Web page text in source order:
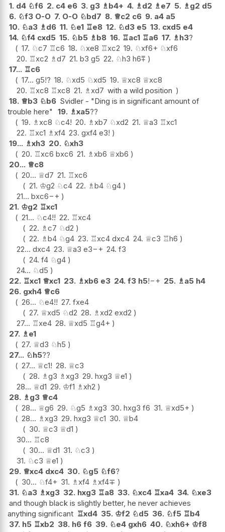
1. d4 ♘f6 2. c4 e6 3. g3 ♗b4+ 4. ♗d2 ♗e7 5. ♗g2 d5
6. ♘f3 O-O 7. O-O ♘bd7 8. ♕c2 c6 9. a4 a5
10. ♘a3 ♗d6 11. ♘e1 ♖e8 12. ♘d3 e5 13. cxd5 e4
14. ♘f4 cxd5 15. ♘b5 ♗b8 16. ♖ac1 ♖a6 17. ♗h3?
17. ♘c7 ♖c6 18. ♘xe8 ♖xc2 19. ♘xf6+ ♘xf6
20. ♖xc2 ♗d7 21. b3 g5 22. ♘h3 h6⩱
17... ♖c6
17... g5!? 18. ♘xd5 ♘xd5 19. ♕xc8 ♕xc8
20. ♖xc8 ♖xc8 21. ♗xd7 with a wild position
18. ♕b3 ♘b6 Svidler - "Ding is in significant amount of
trouble here"
19. ♗xa5??
19. ♗xc8 ♘c4! 20. ♗xb7 ♘xd2 21. ♕a3 ♖xc1
22. ♖xc1 ♗xf4 23. gxf4 e3!
19... ♗xh3 20. ♘xh3
20. ♖xc6 bxc6 21. ♗xb6 ♕xb6
20... ♕c8
20... ♕d7 21. ♖xc6
21. ♔g2 ♘c4 22. ♗b4 ♘g4
21... bxc6−+
21. ♔g2 ♖xc1
21... ♘c4!! 22. ♖xc4
22. ♗c7 ♘d2
22. ♗b4 ♘g4 23. ♖xc4 dxc4 24. ♕c3 ♖h6
22... dxc4 23. ♕a3 e3−+ 24. f3
24. f4 ♘g4
24... ♘d5
22. ♖xc1 ♕xc1 23. ♗xb6 e3 24. f3 h5!−+ 25. ♗a5 h4
26. gxh4 ♕c6
26... ♘e4!! 27. fxe4
27. ♕xd5 ♘d2 28. ♗xd2 exd2
27... ♖xe4 28. ♕xd5 ♖g4+
27. ♗e1
27. ♕d3 ♘h5
27... ♘h5??
27... ♕c1! 28. ♕c3
28. ♗g3 ♗xg3 29. hxg3 ♕e1
28... ♕d1 29. ♔f1 ♗xh2
28. ♗g3 ♕c4
28... ♕g6 29. ♘g5 ♗xg3 30. hxg3 f6 31. ♕xd5+
28... ♗xg3 29. hxg3 ♕c1 30. ♕b4
30. ♕c3 ♕d1
30... ♖c8
30... ♕d1 31. ♘c3
31. ♘c3 ♕e1
29. ♕xc4 dxc4 30. ♘g5 ♘f6?
30... ♘f4+ 31. ♗xf4 ♗xf4∓
31. ♘a3 ♗xg3 32. hxg3 ♖a8 33. ♘xc4 ♖xa4 34. ♘xe3
and though black is slightly better, he never achieves
anything significant ♖xd4 35. ♔f2 ♘d5 36. ♘f5 ♖b4
37. h5 ♖xb2 38. h6 f6 39. ♘e4 gxh6 40. ♘xh6+ ♔f8